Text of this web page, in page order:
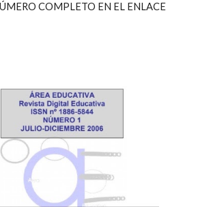
COMPLETO EN EL ENLACE